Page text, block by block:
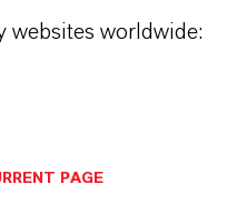
websites worldwide:
PAGE